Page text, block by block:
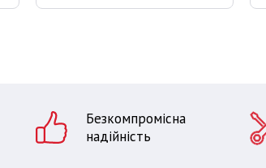
Безкомпромісна
надійність